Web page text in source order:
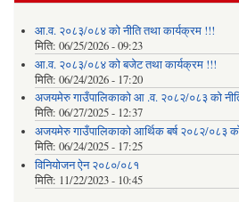
आ.व. २०८३/०८४ को नीति तथा कार्यक्रम !!!
मिति: 06/25/2026 - 09:23
आ.व. २०८३/०८४ को बजेट तथा कार्यक्रम !!!
मिति: 06/24/2026 - 17:20
अजयमेरु गाउँपालिकाको आ .व. २०८२/०८३ को
मिति: 06/27/2025 - 12:37
अजयमेरु गाउँपालिकाको आर्थिक बर्ष २०८२/०८३
मिति: 06/24/2025 - 17:25
विनियोजन ऐन २०८०/०८१
मिति: 11/22/2023 - 10:45